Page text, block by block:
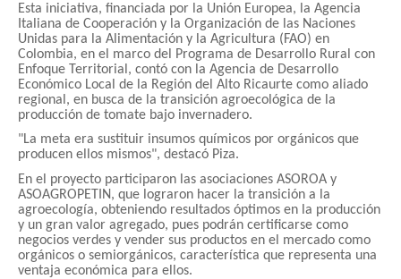
Esta iniciativa, financiada por la Unión Europea, la Agencia
Italiana de Cooperación y la Organización de las Naciones
Unidas para la Alimentación y la Agricultura (FAO) en
Colombia, en el marco del Programa de Desarrollo Rural con
Enfoque Territorial, contó con la Agencia de Desarrollo
Económico Local de la Región del Alto Ricaurte como aliado
regional, en busca de la transición agroecológica de la
producción de tomate bajo invernadero.
"La meta era sustituir insumos químicos por orgánicos que
producen ellos mismos", destacó Piza.
En el proyecto participaron las asociaciones ASOROA y
ASOAGROPETIN, que lograron hacer la transición a la
agroecología, obteniendo resultados óptimos en la producción
y un gran valor agregado, pues podrán certificarse como
negocios verdes y vender sus productos en el mercado como
orgánicos o semiorgánicos, característica que representa una
ventaja económica para ellos.